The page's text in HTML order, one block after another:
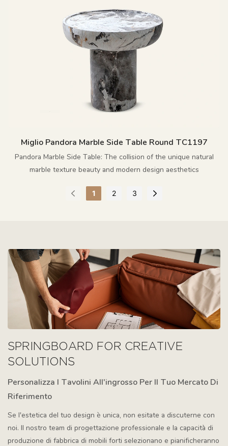
Miglio Pandora Marble Side Table Round TC1197
Pandora Marble Side Table: The collision of the unique natural
marble texture beauty and modern design aesthetics
1 2 3
SPRINGBOARD FOR CREATIVE
SOLUTIONS
Personalizza I Tavolini All'ingrosso Per Il Tuo Mercato Di
Riferimento
Se l'estetica del tuo design è unica, non esitate a discuterne con
noi. Il nostro team di progettazione professionale e la capacità di
produzione di fabbrica di mobili forti selezionano e pianificheranno